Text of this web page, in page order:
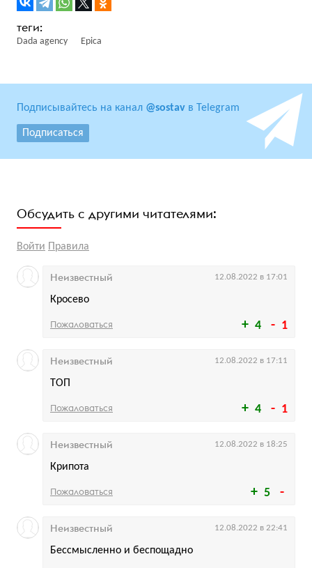
Dada agency Epica
Подписывайтесь на канал @sostav в Telegram
Подписаться
Обсудить с другими читателями:
Войти Правила
4 1
Кросево
Неизвестный 12.08.2022 в 17:01
Пожаловаться
4 1
ТОП
Неизвестный 12.08.2022 в 17:11
Пожаловаться
5
Крипота
Неизвестный 12.08.2022 в 18:25
Пожаловаться
Бессмысленно и беспощадно
Неизвестный 12.08.2022 в 22:41